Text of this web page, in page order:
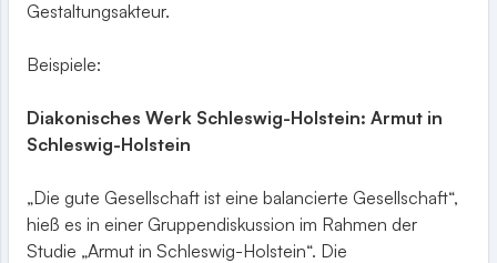
Gestaltungsakteur.
Beispiele:
Diakonisches Werk Schleswig-Holstein: Armut in
Schleswig-Holstein
„Die gute Gesellschaft ist eine balancierte Gesellschaft“,
hieß es in einer Gruppendiskussion im Rahmen der
Studie „Armut in Schleswig-Holstein“. Die